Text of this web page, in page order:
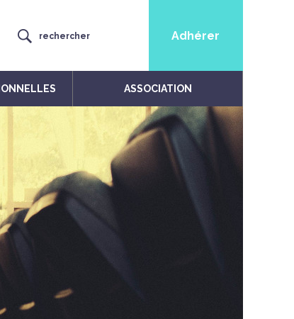
rechercher Adhérer
ASSOCIATION